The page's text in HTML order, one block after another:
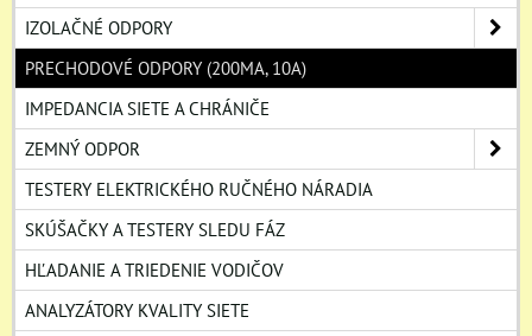
IZOLAČNÉ ODPORY
PRECHODOVÉ ODPORY (200MA, 10A)
IMPEDANCIA SIETE A CHRÁNIČE
ZEMNÝ ODPOR
TESTERY ELEKTRICKÉHO RUČNÉHO NÁRADIA
SKÚŠAČKY A TESTERY SLEDU FÁZ
HĽADANIE A TRIEDENIE VODIČOV
ANALYZÁTORY KVALITY SIETE